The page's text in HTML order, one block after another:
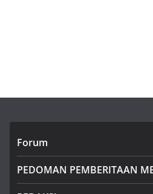
Forum
PEDOMAN PEMBERITAAN